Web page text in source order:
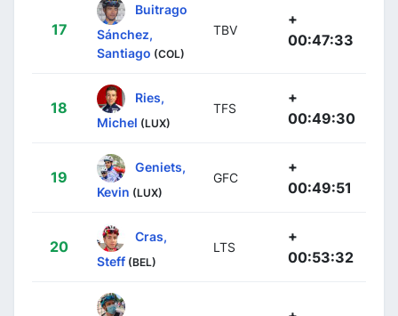
17
Buitrago
Sánchez,
Santiago (COL)
TBV
+
00:47:33
18
Ries,
Michel (LUX)
TFS
+
00:49:30
19
Geniets,
Kevin (LUX)
GFC
+
00:49:51
20
Cras,
Steff (BEL)
LTS
+
00:53:32